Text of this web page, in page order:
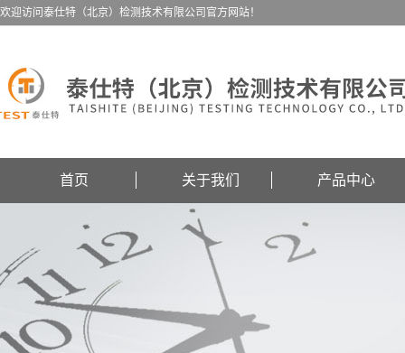
欢迎访问泰仕特（北京）检测技术有限公司官方网站！
首页 关于我们 产品中心